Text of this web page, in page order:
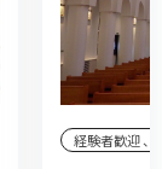
経験者歓迎 、